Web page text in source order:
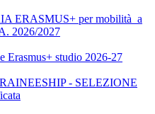
ERASMUS+ per mobilità a
2026/2027
Erasmus+ studio 2026-27
- SELEZIONE